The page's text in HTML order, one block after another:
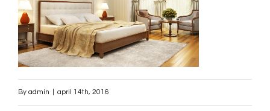
By admin april 14th, 2016